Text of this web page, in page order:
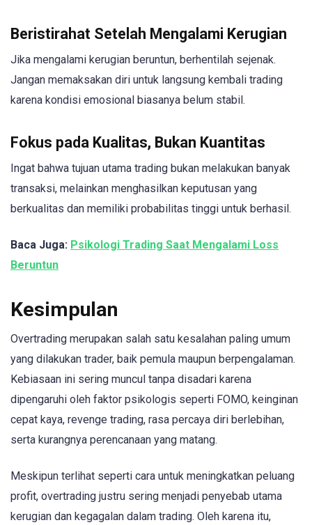
Beristirahat Setelah Mengalami Kerugian
Jika mengalami kerugian beruntun, berhentilah sejenak.
Jangan memaksakan diri untuk langsung kembali trading
karena kondisi emosional biasanya belum stabil.
Fokus pada Kualitas, Bukan Kuantitas
Ingat bahwa tujuan utama trading bukan melakukan banyak
transaksi, melainkan menghasilkan keputusan yang
berkualitas dan memiliki probabilitas tinggi untuk berhasil.
Baca Juga: Psikologi Trading Saat Mengalami Loss
Beruntun
Kesimpulan
Overtrading merupakan salah satu kesalahan paling umum
yang dilakukan trader, baik pemula maupun berpengalaman.
Kebiasaan ini sering muncul tanpa disadari karena
dipengaruhi oleh faktor psikologis seperti FOMO, keinginan
cepat kaya, revenge trading, rasa percaya diri berlebihan,
serta kurangnya perencanaan yang matang.
Meskipun terlihat seperti cara untuk meningkatkan peluang
profit, overtrading justru sering menjadi penyebab utama
kerugian dan kegagalan dalam trading. Oleh karena itu,